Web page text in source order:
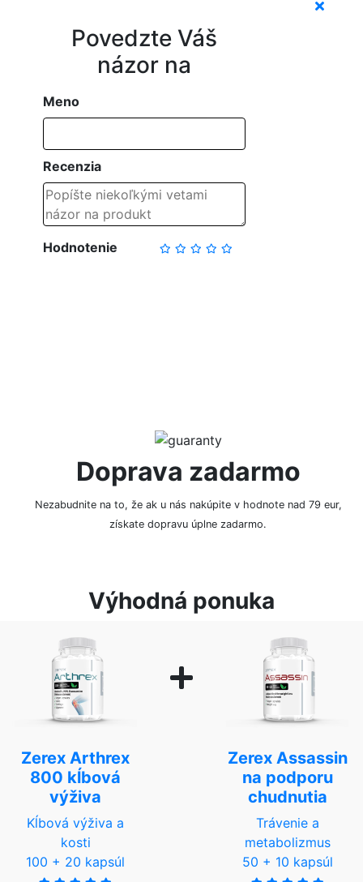
Povedzte Váš
názor na
Meno
Recenzia
Hodnotenie
Doprava zadarmo
Nezabudnite na to, že ak u nás nakúpite v hodnote nad 79 eur,
získate dopravu úplne zadarmo.
Výhodná ponuka
Zerex Arthrex
800 kĺbová
výživa
Kĺbová výživa a
kosti
100 + 20 kapsúl
Zerex Assassin
na podporu
chudnutia
Trávenie a
metabolizmus
50 + 10 kapsúl